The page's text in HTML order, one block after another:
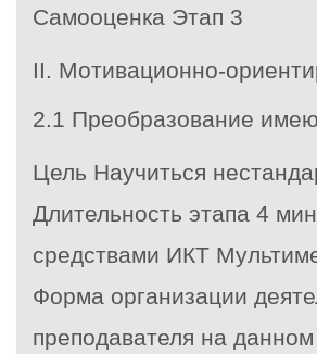
Самооценка Этап 3
II. Мотивационно-
2.1 Преобразование
Цель Научиться
Длительность этапа 4
средствами ИКТ
Форма организации
преподавателя на